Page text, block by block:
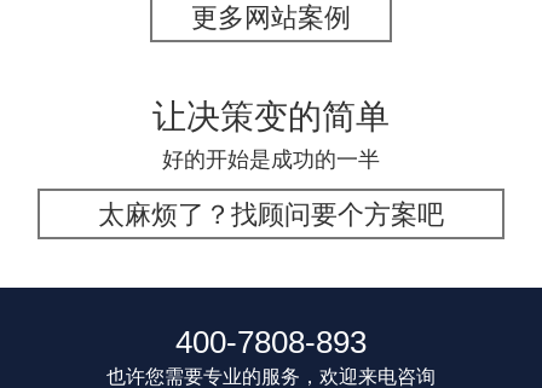
更多网站案例
让决策变的简单
好的开始是成功的一半
太麻烦了？找顾问要个方案吧
400-7808-893
也许您需要专业的服务，欢迎来电咨询